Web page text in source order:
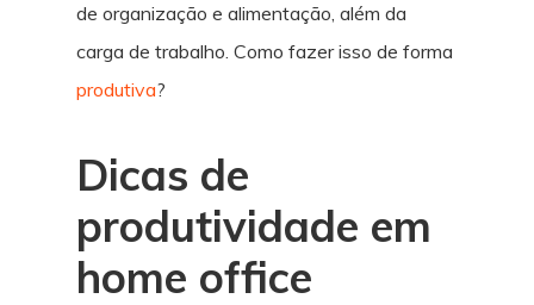
de organização e alimentação, além da
carga de trabalho. Como fazer isso de forma
produtiva?
Dicas de
produtividade em
home office